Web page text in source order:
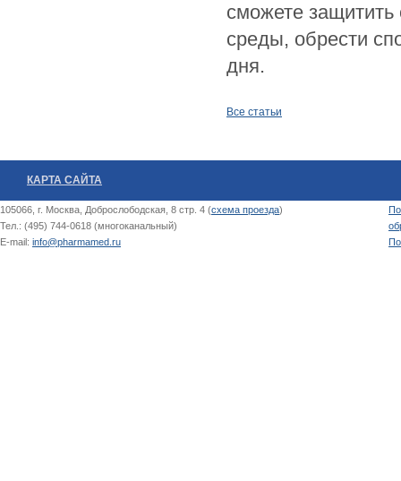
сможете защитить
среды, обрести
дня.
Все статьи
КАРТА САЙТА
105066, г. Москва, Доброслободская, 8 стр. 4 (схема проезда)
Тел.: (495) 744-0618 (многоканальный)
E-mail: info@pharmamed.ru